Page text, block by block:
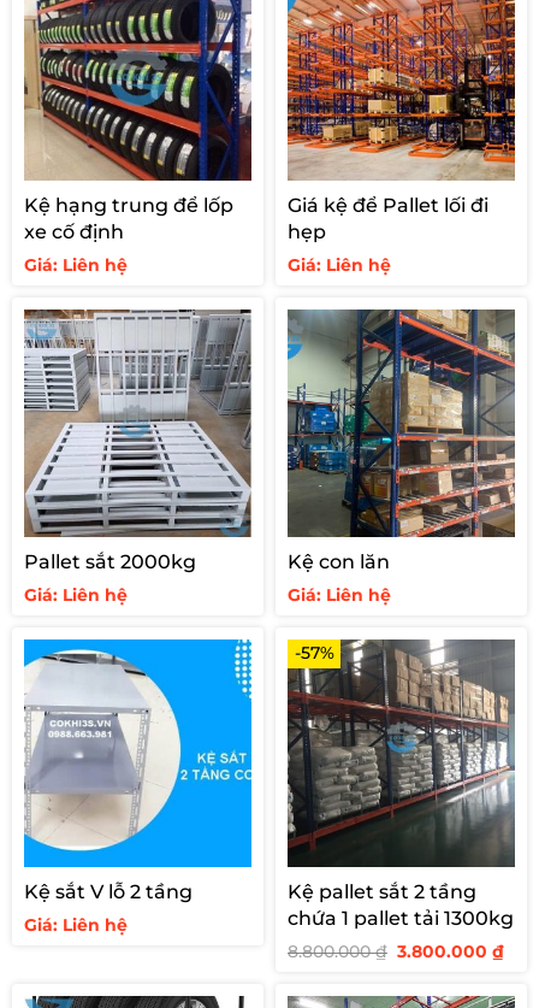
Kệ hạng trung để lốp
xe cố định
Giá: Liên hệ
Giá kệ để Pallet lối đi
hẹp
Giá: Liên hệ
Pallet sắt 2000kg
Giá: Liên hệ
Kệ con lăn
Giá: Liên hệ
Kệ sắt V lỗ 2 tầng
Giá: Liên hệ
-57%
Kệ pallet sắt 2 tầng
chứa 1 pallet tải 1300kg
8.800.000₫ Giá
8.800.000 ₫.
3.800.000₫Giá
là: